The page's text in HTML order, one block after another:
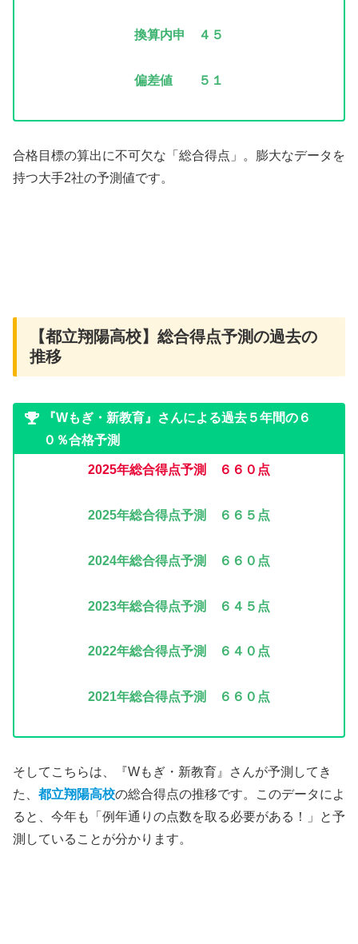
換算内申 ４５
偏差値 ５１
合格目標の算出に不可欠な「総合得点」。膨大なデータを
持つ大手2社の予測値です。
【都立翔陽高校】総合得点予測の過去の
推移
『Wもぎ・新教育』さんによる過去５年間の６
０％合格予測
2025年総合得点予測 ６６０点
2025年総合得点予測 ６６５点
2024年総合得点予測 ６６０点
2023年総合得点予測 ６４５点
2022年総合得点予測 ６４０点
2021年総合得点予測 ６６０点
そしてこちらは、『Wもぎ・新教育』さんが予測してき
た、 都立翔陽高校の総合得点の推移です。このデータによ
ると、今年も「例年通りの点数を取る必要がある！」と予
測していることが分かります。